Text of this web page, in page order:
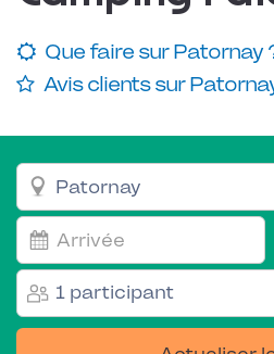
Que faire sur Patornay
Avis clients sur
1 participant